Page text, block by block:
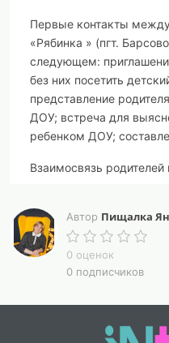
Первые контакты
«Рябинка » (пгт.
следующем:
без них посетить
представление
ДОУ; встреча для
ребенком ДОУ;
Взаимосвязь родителей
приводят и забирают
детях или
чтобы обсудить успехи,
проблем;
(пгт. Барсово)
Автор Пищалка
0 оценок
0 подписчиков